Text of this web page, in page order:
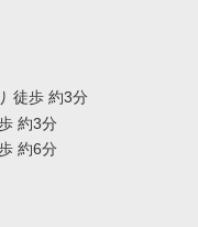
徒歩 約3分
約3分
約6分